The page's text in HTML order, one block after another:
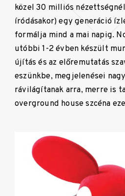
közel 30 milliós
íródásakor) egy generáció
formálja mind a mai napig.
utóbbi 1-2 évben készült
újítás és az előremutatás
eszünkbe, megjelenései
rávilágítanak arra, merre is
overground house szcéna